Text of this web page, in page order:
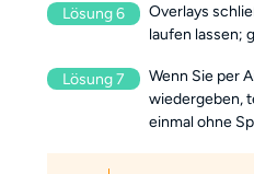
Lösung 6
Overlays
laufen lassen;
Lösung 7
Wenn Sie per
wiedergeben,
einmal ohne